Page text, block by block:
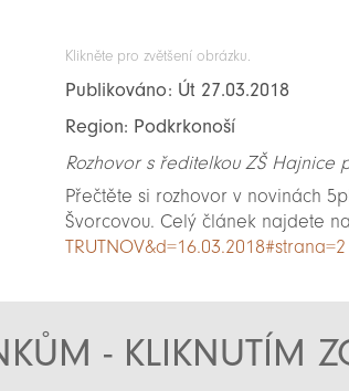
Klikněte pro zvětšení obrázku.
Publikováno: Út 27.03.2018
Region: Podkrkonoší
Rozhovor s ředitelkou ZŠ Hajnice
Přečtěte si rozhovor v novinách
Švorcovou. Celý článek najdete
TRUTNOV&d=16.03.2018#strana=2
- KLIKNUTÍM